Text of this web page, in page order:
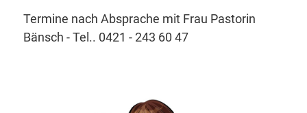
Termine nach Absprache mit Frau Pastorin
Bänsch - Tel.. 0421 - 243 60 47